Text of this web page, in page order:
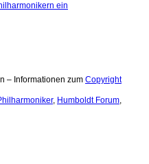
ein
– Informationen zum Copyright
, Humboldt Forum,